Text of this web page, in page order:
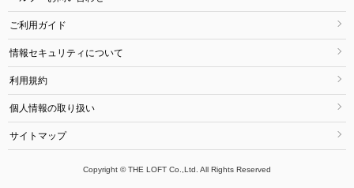
ご利用ガイド
情報セキュリティについて
利用規約
個人情報の取り扱い
サイトマップ
Copyright © THE LOFT Co.,Ltd. All Rights Reserved